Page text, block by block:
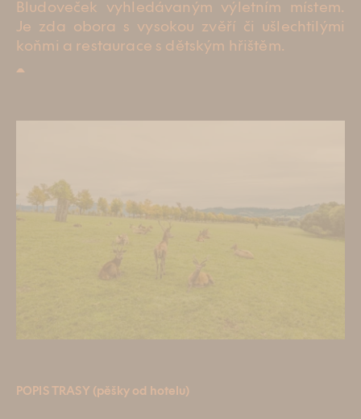
Tipy na výlety
Bludoveček vyhledávaným výletním místem.
Je zda obora s vysokou zvěří či ušlechtilými
koňmi a restaurace s dětským hřištěm.
POPIS TRASY (pěšky od hotelu)